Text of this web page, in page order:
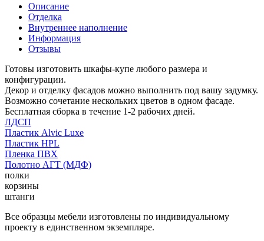
Описание
Отделка
Внутреннее наполнение
Информация
Отзывы
Готовы изготовить шкафы-купе любого размера и
конфигурации.
Декор и отделку фасадов можно выполнить под вашу задумку.
Возможно сочетание нескольких цветов в одном фасаде.
Бесплатная сборка в течение 1-2 рабочих дней.
ЛДСП
Пластик Alvic Luxe
Пластик HPL
Пленка ПВХ
Полотно АГТ (МДФ)
полки
корзины
штанги
Все образцы мебели изготовлены по индивидуальному
проекту в единственном экземпляре.